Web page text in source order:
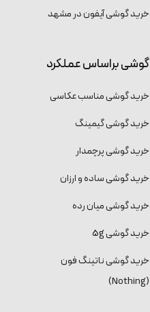
خرید گوشی آیفون در مشهد
گوشی براساس عملکرد
خرید گوشی مناسب عکاسی
خرید گوشی گیمینگ
خرید گوشی پرچمدار
خرید گوشی ساده و ارزان
خرید گوشی میان رده
خرید گوشی 5g
خرید گوشی ناتینگ فون
(Nothing)